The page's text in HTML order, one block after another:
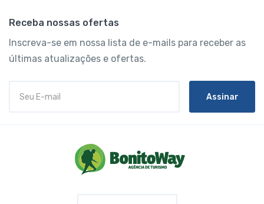
Receba nossas ofertas
Inscreva-se em nossa lista de e-mails para receber as
últimas atualizações e ofertas.
Assinar